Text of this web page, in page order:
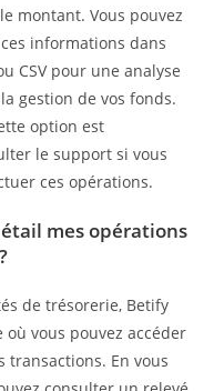
montant. Vous pouvez
informations dans
CSV pour une analyse
gestion de vos fonds.
option est
le support si vous
ces opérations.
mes opérations
de trésorerie, Betify
vous pouvez accéder
transactions. En vous